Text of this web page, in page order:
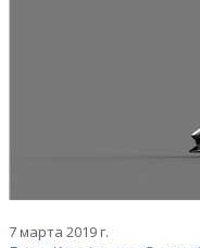
7 марта 2019 г.